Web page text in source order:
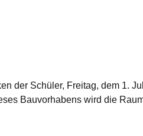
der Schüler, Freitag, dem 1.
Bauvorhabens wird die